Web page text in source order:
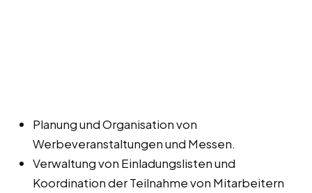
Planung und Organisation von
Werbeveranstaltungen und Messen.
Verwaltung von Einladungslisten und
Koordination der Teilnahme von Mitarbeitern